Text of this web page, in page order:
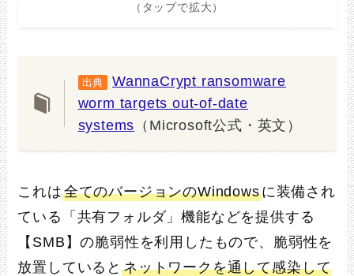
（タップで拡大）
出典
WannaCrypt ransomware
worm targets out-of-date
systems （Microsoft公式・英文）
これは全てのバージョンのWindowsに装備され
ている「共有フォルダ」機能などを提供する
【SMB】の脆弱性を利用したもので、脆弱性を
放置しているとネットワークを通して感染して